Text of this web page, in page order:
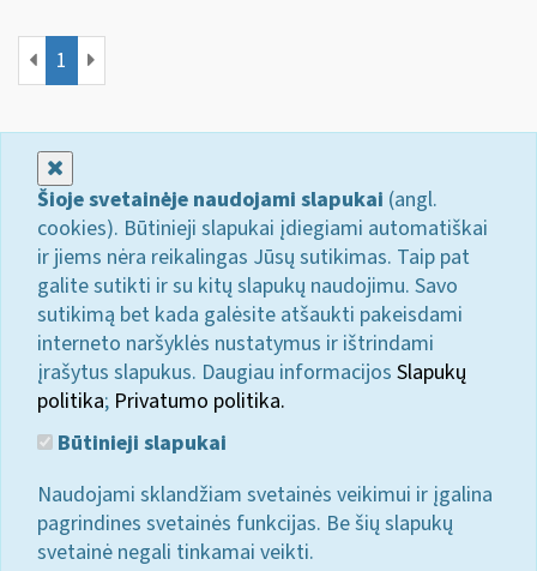
1
Šioje svetainėje naudojami slapukai (angl.
cookies). Būtinieji slapukai įdiegiami automatiškai
ir jiems nėra reikalingas Jūsų sutikimas. Taip pat
galite sutikti ir su kitų slapukų naudojimu. Savo
sutikimą bet kada galėsite atšaukti pakeisdami
interneto naršyklės nustatymus ir ištrindami
įrašytus slapukus. Daugiau informacijos Slapukų
politika; Privatumo politika.
Būtinieji slapukai
Naudojami sklandžiam svetainės veikimui ir įgalina
pagrindines svetainės funkcijas. Be šių slapukų
svetainė negali tinkamai veikti.